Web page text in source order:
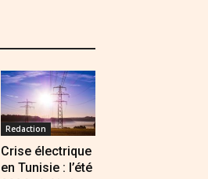
Redaction
Crise électrique
en Tunisie : l’été